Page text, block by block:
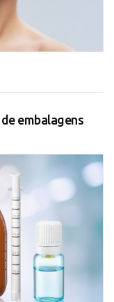
embalagens